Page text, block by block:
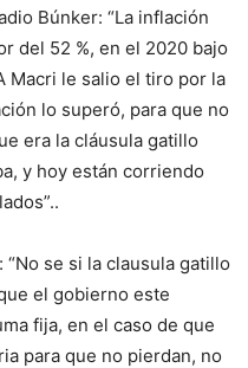
Búnker: “La inflación
del 52 %, en el 2020 bajo
Macri le salio el tiro por la
lo superó, para que no
era la cláusula gatillo
y hoy están corriendo
se si la clausula gatillo
el gobierno este
fija, en el caso de que
para que no pierdan, no